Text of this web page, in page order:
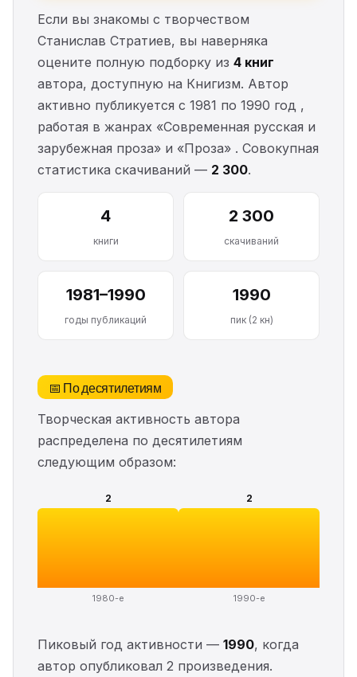
Если вы знакомы с творчеством
Станислав Стратиев, вы наверняка
оцените полную подборку из 4 книг
автора, доступную на Книгизм. Автор
активно публикуется с 1981 по 1990 год ,
работая в жанрах «Современная русская и
зарубежная проза» и «Проза» . Совокупная
статистика скачиваний — 2 300.
4
книги
2 300
скачиваний
1981–1990
годы публикаций
1990
пик (2 кн)
📅 По десятилетиям
Творческая активность автора
распределена по десятилетиям
следующим образом:
2
1980-е
2
1990-е
Пиковый год активности — 1990, когда
автор опубликовал 2 произведения.